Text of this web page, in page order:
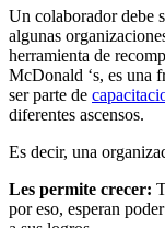
Un colaborador debe
algunas
herramienta de
McDonald ‘s, es una
ser parte de
diferentes ascensos.
Es decir, una
Les permite crecer:
por eso, esperan